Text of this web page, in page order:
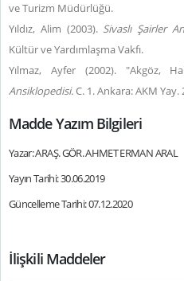
ve Turizm Müdürlüğü.
Yıldız, Alim (2003). Sivaslı Şairler
Kültür ve Yardımlaşma Vakfı.
Yılmaz, Ayfer (2002). "Akgöz,
Ansiklopedisi.C. 1. Ankara: AKM Yay.
Madde Yazım Bilgileri
Yazar: ARAŞ. GÖR. AHMET ERMAN ARAL
Yayın Tarihi: 30.06.2019
Güncelleme Tarihi: 07.12.2020
İlişkili Maddeler